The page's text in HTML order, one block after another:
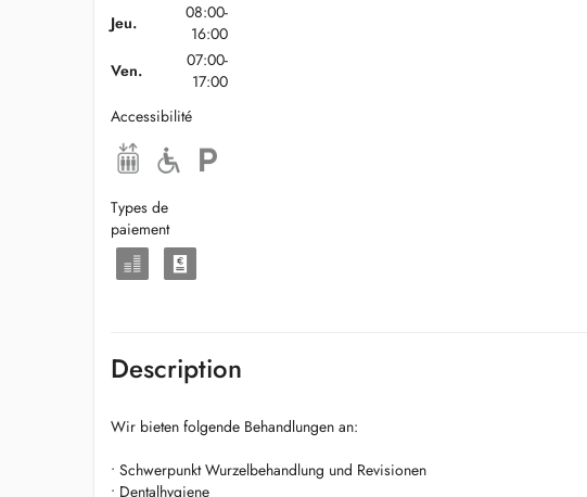
Jeu.
08:00-
16:00
Ven.
07:00-
17:00
Accessibilité
Types de
paiement
Description
Wir bieten folgende Behandlungen an:
• Schwerpunkt Wurzelbehandlung und Revisionen
• Dentalhygiene